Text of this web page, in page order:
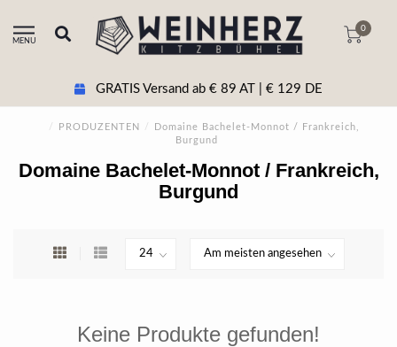
MENU
0
GRATIS Versand ab € 89 AT | € 129 DE
/ PRODUZENTEN /
Domaine Bachelet-Monnot / Frankreich,
Burgund
Domaine Bachelet-Monnot / Frankreich,
Burgund
Keine Produkte gefunden!